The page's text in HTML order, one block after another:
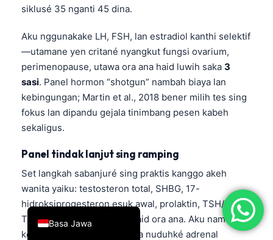
siklusé 35 nganti 45 dina.
Aku nggunakake LH, FSH, lan estradiol kanthi selektif
—utamane yen critané nyangkut fungsi ovarium,
perimenopause, utawa ora ana haid luwih saka 3
sasi. Panel hormon “shotgun” nambah biaya lan
kebingungan; Martin et al., 2018 bener milih tes sing
fokus lan dipandu gejala tinimbang pesen kabeh
sekaligus.
Panel tindak lanjut sing ramping
Set langkah sabanjuré sing praktis kanggo akeh
wanita yaiku: testosteron total, SHBG, 17-
hidroksiprogesteron esuk awal, prolaktin, TSH/free
T4, lan tes meteng nalika haid ora ana. Aku nambah
kortisol lan ACTH yen gejala nuduhké adrenal
Basa Jawa
English
Deutsch
Italiano
Español
Português
Ελληνικά